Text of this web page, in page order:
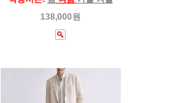
138,000원